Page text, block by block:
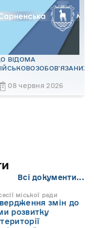
ВІДОМА
08 червня 2026
Всі документи...
міської ради
змін до
розвитку